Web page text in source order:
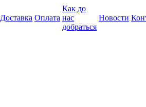
Доставка Оплата
Как до
нас
добраться
Новости